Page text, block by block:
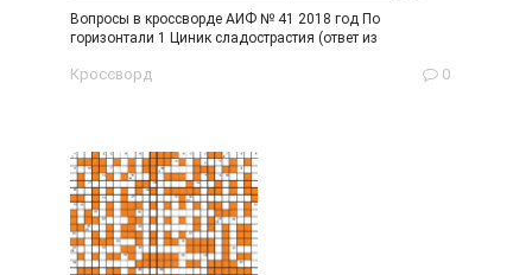
Вопросы в кроссворде АИФ № 41 2018 год По
горизонтали 1 Циник сладострастия (ответ из
Кроссворд 0